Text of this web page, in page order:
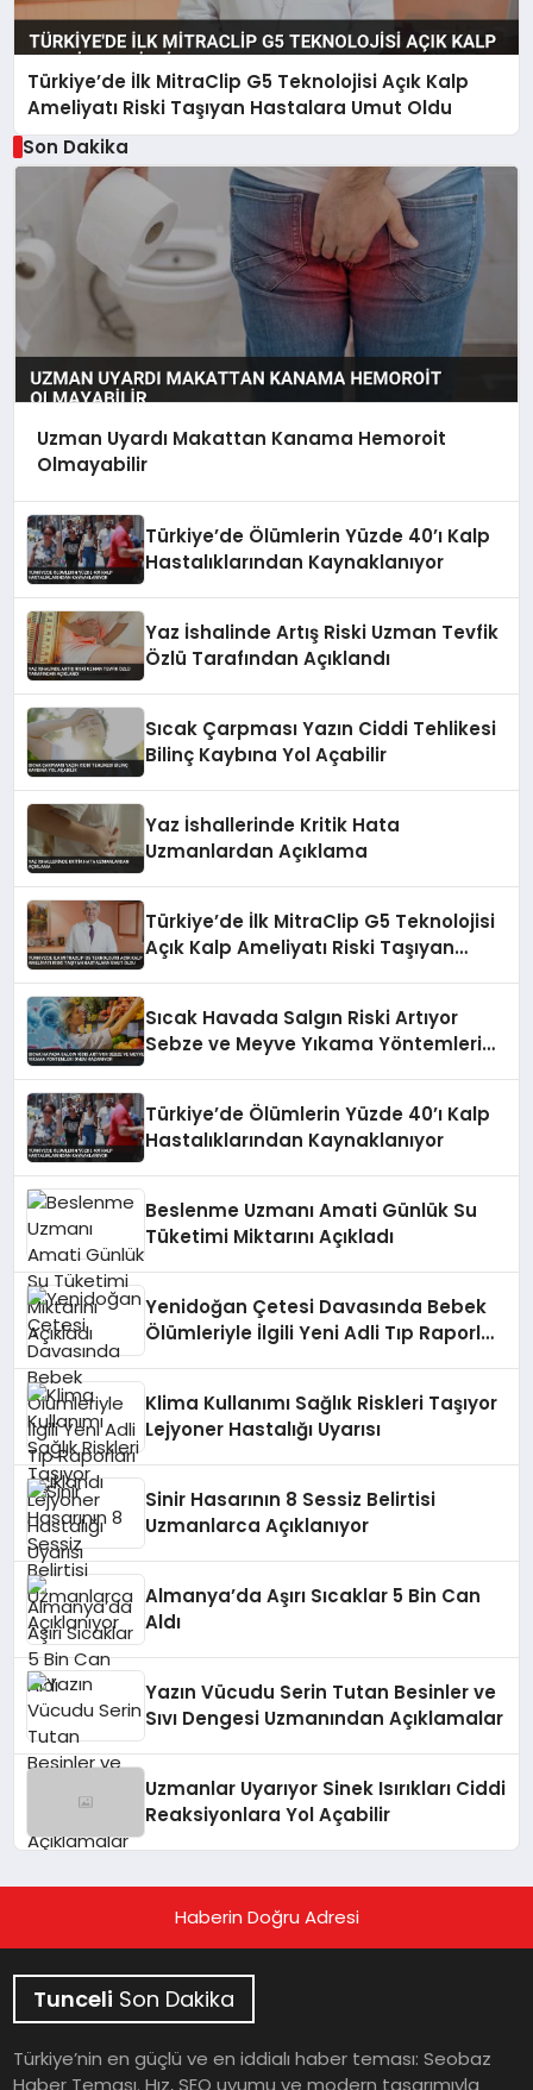
Türkiye’de İlk MitraClip G5 Teknolojisi Açık Kalp
Ameliyatı Riski Taşıyan Hastalara Umut Oldu
Son Dakika
Uzman Uyardı Makattan Kanama Hemoroit
Olmayabilir
Türkiye’de Ölümlerin Yüzde 40’ı Kalp
Hastalıklarından Kaynaklanıyor
Yaz İshalinde Artış Riski Uzman Tevfik
Özlü Tarafından Açıklandı
Sıcak Çarpması Yazın Ciddi Tehlikesi
Bilinç Kaybına Yol Açabilir
Yaz İshallerinde Kritik Hata
Uzmanlardan Açıklama
Türkiye’de İlk MitraClip G5 Teknolojisi
Açık Kalp Ameliyatı Riski Taşıyan
Sıcak Havada Salgın Riski Artıyor
Sebze ve Meyve Yıkama Yöntemleri
Türkiye’de Ölümlerin Yüzde 40’ı Kalp
Hastalıklarından Kaynaklanıyor
Beslenme Uzmanı Amati Günlük Su
Tüketimi Miktarını Açıkladı
Yenidoğan Çetesi Davasında Bebek
Ölümleriyle İlgili Yeni Adli Tıp Raporları
Klima Kullanımı Sağlık Riskleri Taşıyor
Lejyoner Hastalığı Uyarısı
Sinir Hasarının 8 Sessiz Belirtisi
Uzmanlarca Açıklanıyor
Almanya’da Aşırı Sıcaklar 5 Bin Can
Aldı
Yazın Vücudu Serin Tutan Besinler ve
Sıvı Dengesi Uzmanından Açıklamalar
Uzmanlar Uyarıyor Sinek Isırıkları Ciddi
Reaksiyonlara Yol Açabilir
Haberin Doğru Adresi
Tunceli Son Dakika
Türkiye’nin en güçlü ve en iddialı haber teması: Seobaz
Haber Teması. Hız, SEO uyumu ve modern tasarımıyla